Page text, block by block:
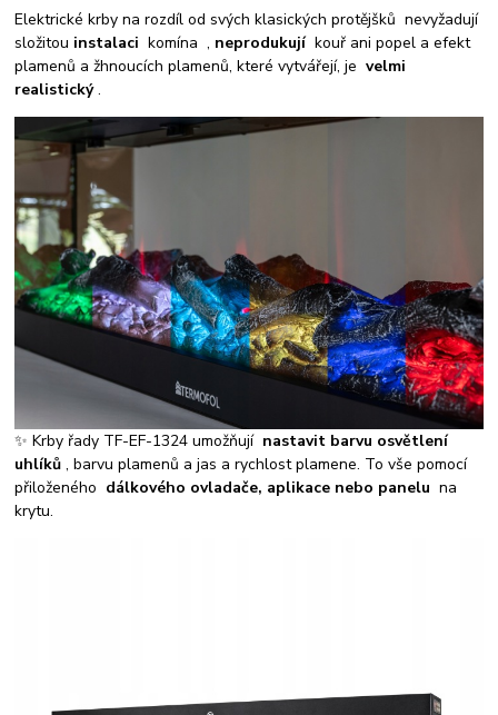
Elektrické krby na rozdíl od svých klasických protějšků nevyžadují
složitou instalaci komína , neprodukují kouř ani popel a efekt
plamenů a žhnoucích plamenů, které vytvářejí, jevelmi
realistický.
✨ Krby řady TF-EF-1324 umožňují nastavit barvu osvětlení
uhlíků , barvu plamenů a jas a rychlost plamene. To vše pomocí
přiloženého dálkového ovladače, aplikace nebo panelu na
krytu.